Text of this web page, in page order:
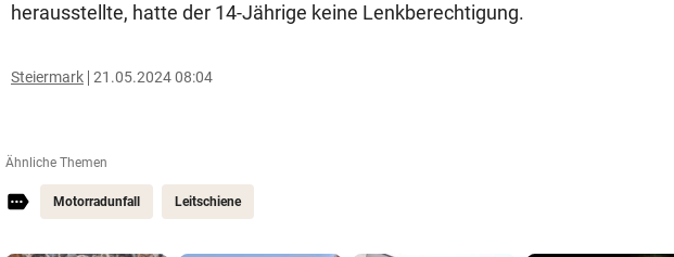
herausstellte, hatte der 14-Jährige keine Lenkberechtigung.
Steiermark 21.05.2024 08:04
Ähnliche Themen
Motorradunfall Leitschiene